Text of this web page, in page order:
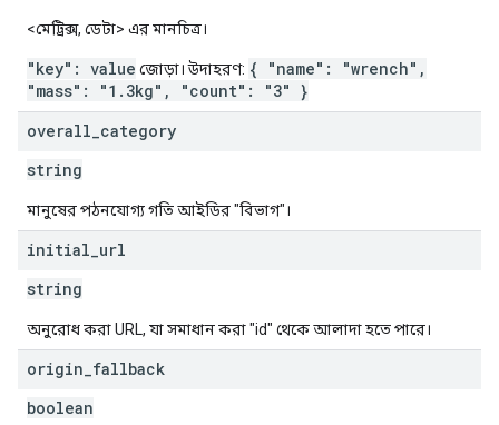
<মেট্রিক্স, ডেটা> এর মানচিত্র।
"key": value জোড়া। উদাহরণ: { "name": "wrench",
"mass": "1.3kg", "count": "3" }
overall category
string
মানুষের পঠনযোগ্য গতি আইডির "বিভাগ"।
initial url
string
অনুরোধ করা URL, যা সমাধান করা "id" থেকে আলাদা হতে পারে।
origin fallback
boolean